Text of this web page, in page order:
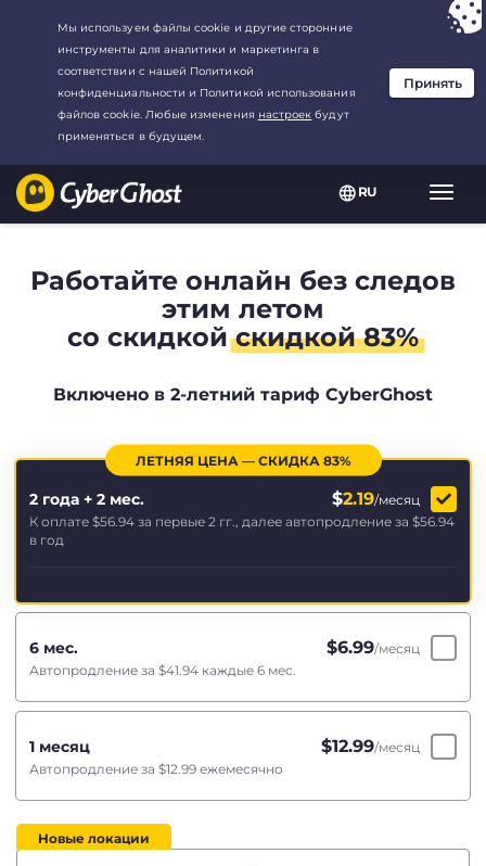
RU
Ваш выбор:Лучшая сделкадля2.1666666666667-год at$
месяц
Работайте онлайн без следов
этим летом
со скидкойскидкой 83%
Включено в 2-летний тариф CyberGhost
ЛЕТНЯЯ ЦЕНА — СКИДКА 83%
2 года + 2 мес. $2.19/месяц
К оплате $56.94 за первые 2 гг., далее автопродление за $56.94
в год
6 мес. $6.99/месяц
Автопродление за $41.94 каждые 6 мес.
1 месяц $12.99/месяц
Автопродление за $12.99 ежемесячно
Новые локации